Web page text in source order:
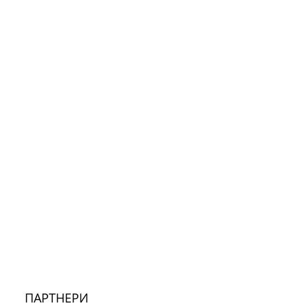
ПАРТНЕРИ